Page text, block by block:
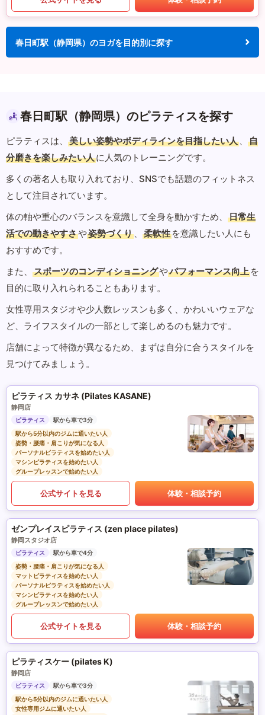
春日町駅（静岡県）のヨガを目的別に探す
春日町駅（静岡県）のピラティスを探す
ピラティスは、 美しい姿勢やボディラインを目指したい人 、
自
分磨きを楽しみたい人に人気のトレーニングです。
多くの著名人も取り入れており、SNSでも話題のフィットネス
として注目されています。
体の軸や重心のバランスを意識して全身を動かすため、
日常生
活での動きやすさや姿勢づくり 、 柔軟性 を意識したい人にも
おすすめです。
また、
スポーツのコンディショニングやパフォーマンス向上 を
目的に取り入れられることもあります。
女性専用スタジオや少人数レッスンも多く、かわいいウェアな
ど、ライフスタイルの一部として楽しめるのも魅力です。
店舗によって特徴が異なるため、まずは自分に合うスタイルを
見つけてみましょう。
ピラティス カサネ (Pilates KASANE)
静岡店
ピラティス
駅から車で3分
駅から5分以内のジムに通いたい人
姿勢・腰痛・肩こりが気になる人
パーソナルピラティスを始めたい人
マシンピラティスを始めたい人
グループレッスンで始めたい人
公式サイトを見る 体験・相談予約
ゼンプレイスピラティス (zen place pilates)
静岡スタジオ店
ピラティス
駅から車で4分
姿勢・腰痛・肩こりが気になる人
マットピラティスを始めたい人
パーソナルピラティスを始めたい人
マシンピラティスを始めたい人
グループレッスンで始めたい人
公式サイトを見る 体験・相談予約
ピラティスケー (pilates K)
静岡店
ピラティス
駅から車で3分
駅から5分以内のジムに通いたい人
女性専用ジムに通いたい人